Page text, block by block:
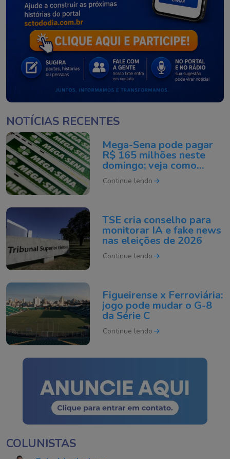
NOTÍCIAS RECENTES
Mega-Sena pode pagar
R$ 165 milhões neste
domingo; veja como
apostar
Continue lendo
TSE cria conselho para
monitorar IA e fake news
nas eleições de 2026
Continue lendo
Figueirense x Ferroviária:
jogo pode mudar o G-8
da Série C
Continue lendo
COLUNISTAS